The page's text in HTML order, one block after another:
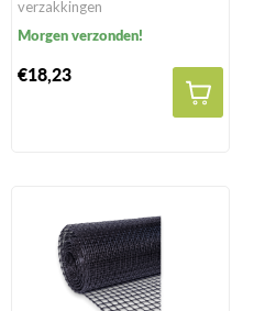
verzakkingen
Morgen verzonden!
€18,23